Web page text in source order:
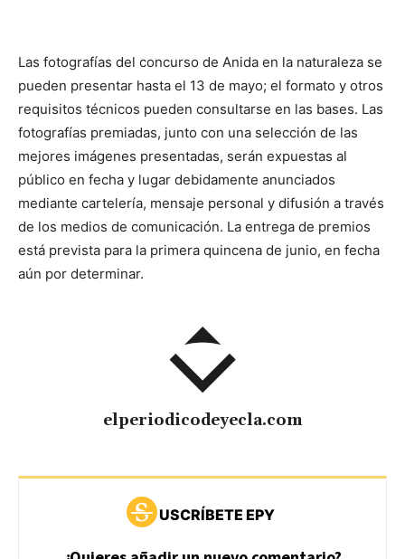
Las fotografías del concurso de Anida en la naturaleza se
pueden presentar hasta el 13 de mayo; el formato y otros
requisitos técnicos pueden consultarse en las bases. Las
fotografías premiadas, junto con una selección de las
mejores imágenes presentadas, serán expuestas al
público en fecha y lugar debidamente anunciados
mediante cartelería, mensaje personal y difusión a través
de los medios de comunicación. La entrega de premios
está prevista para la primera quincena de junio, en fecha
aún por determinar.
elperiodicodeyecla.com
USCRÍBETE EPY